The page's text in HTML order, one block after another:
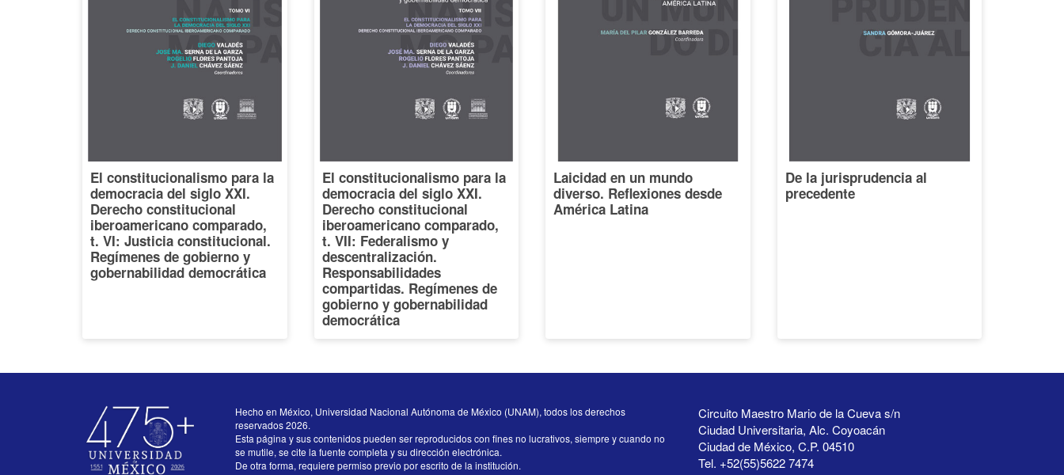
El constitucionalismo para la
democracia del siglo XXI.
Derecho constitucional
iberoamericano comparado,
t. VI: Justicia constitucional.
Regímenes de gobierno y
gobernabilidad democrática
El constitucionalismo para la
democracia del siglo XXI.
Derecho constitucional
iberoamericano comparado,
t. VII: Federalismo y
descentralización.
Responsabilidades
compartidas. Regímenes de
gobierno y gobernabilidad
democrática
Laicidad en un mundo
diverso. Reflexiones desde
América Latina
De la jurisprudencia al
precedente
Circuito Maestro Mario de la Cueva s/n
Ciudad Universitaria, Alc. Coyoacán
Ciudad de México, C.P. 04510
Tel. +52(55)5622 7474
Hecho en México, Universidad Nacional Autónoma de México (UNAM), todos los derechos
reservados 2026.
Esta página y sus contenidos pueden ser reproducidos con fines no lucrativos, siempre y cuando no
se mutile, se cite la fuente completa y su dirección electrónica.
De otra forma, requiere permiso previo por escrito de la institución.